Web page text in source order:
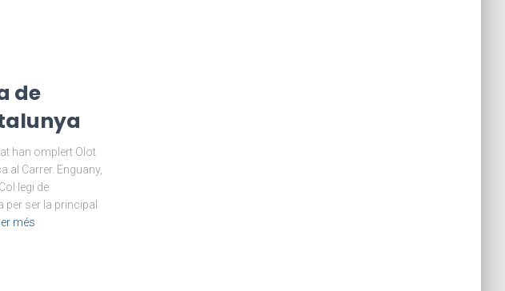
de
han omplert Olot
al Carrer. Enguany,
de
per ser la principal
més